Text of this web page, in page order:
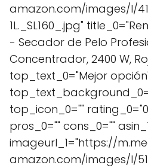
amazon.com/images/I/
1L._SL160_.jpg"
- Secador de Pelo
Concentrador, 2400 W,
top_text_0="Mejor
top_icon_0=""
pros_0="" cons_0=""
imageurl_1="https://
amazon.com/images/I/